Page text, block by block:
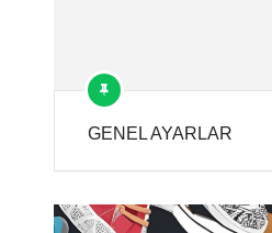
GENEL AYARLAR